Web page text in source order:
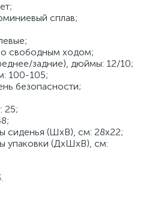
сплав;
свободным ходом;
задние), дюймы: 12/10;
100-105;
безопасности;
25;
сиденья (ШхВ), см: 28х22;
упаковки (ДхШхВ), см: